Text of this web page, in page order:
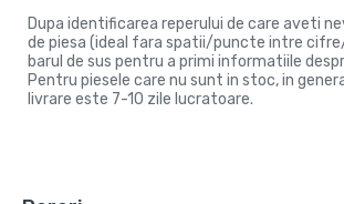
Dupa identificarea reperului de care aveti
de piesa (ideal fara spatii/puncte intre
barul de sus pentru a primi informatiile
Pentru piesele care nu sunt in stoc, in
livrare este 7-10 zile lucratoare.